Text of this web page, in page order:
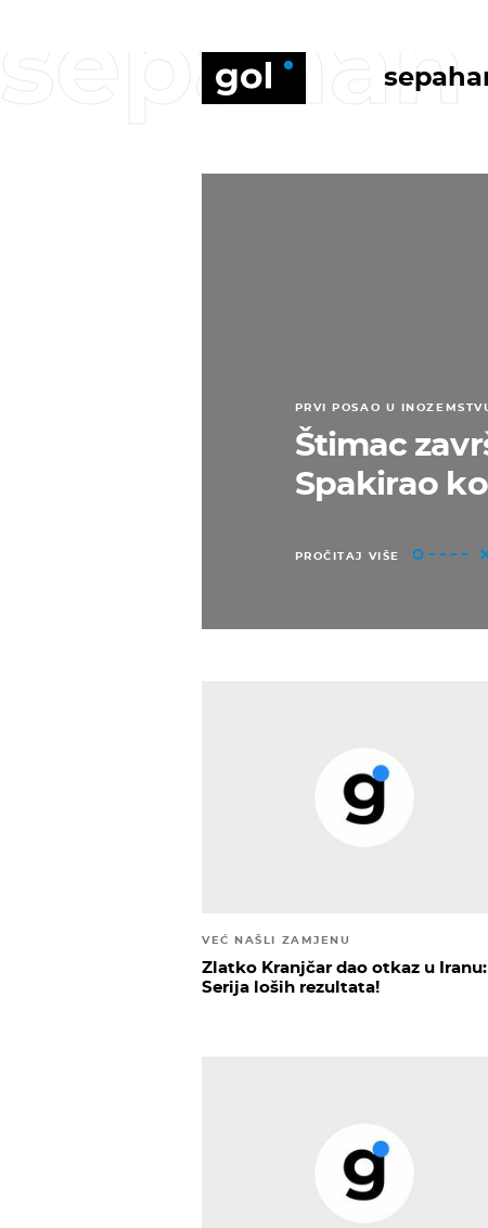
sepahan
PRVI POSAO U
Štimac
Spakirao
PROČITAJ VIŠE
VEĆ NAŠLI ZAMJENU
Zlatko Kranjčar dao otkaz u Iranu:
Serija loših rezultata!